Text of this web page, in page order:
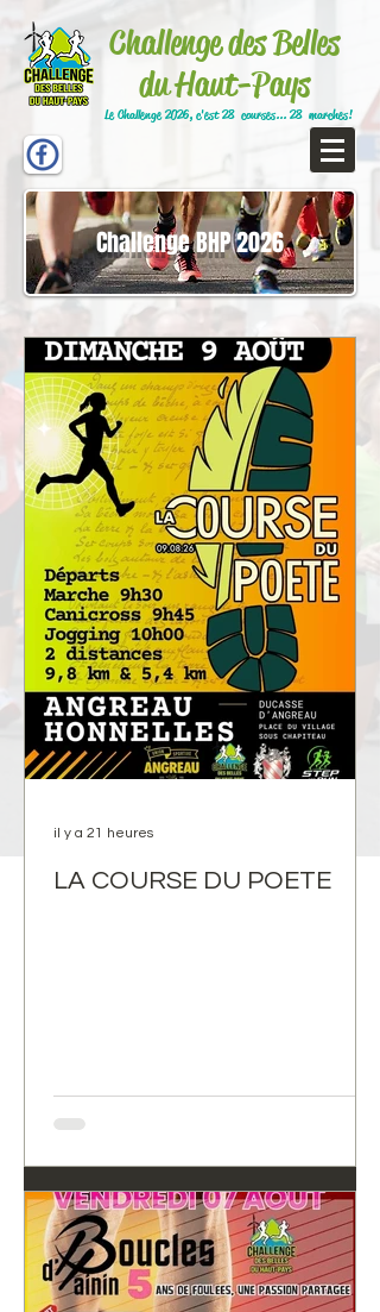
Challenge des Belles
du Haut-Pays
Le Challenge 2026, c'est 28 courses... 28 marches!
Challenge BHP 2026
LA COURSE DU POETE
il y a 21 heures